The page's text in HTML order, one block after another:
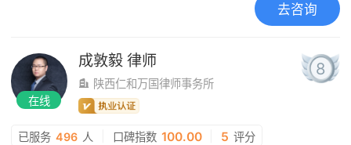
去咨询
在线
成敦毅 律师
陕西仁和万国律师事务所
8
已服务 496 人 口碑指数 100.00 5 评分